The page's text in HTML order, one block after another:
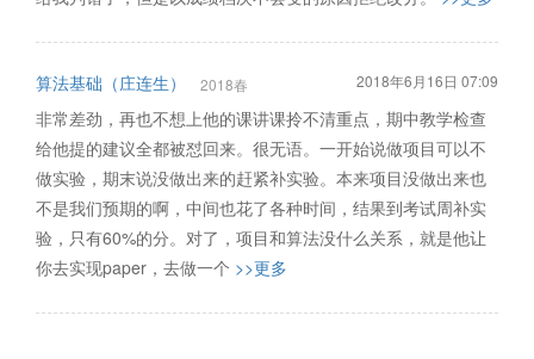
算法基础（庄连生） 2018春 2018年6月16日 07:09
非常差劲，再也不想上他的课讲课拎不清重点，期中教学检查
给他提的建议全都被怼回来。很无语。一开始说做项目可以不
做实验，期末说没做出来的赶紧补实验。本来项目没做出来也
不是我们预期的啊，中间也花了各种时间，结果到考试周补实
验，只有60%的分。对了，项目和算法没什么关系，就是他让
你去实现paper，去做一个 >>更多